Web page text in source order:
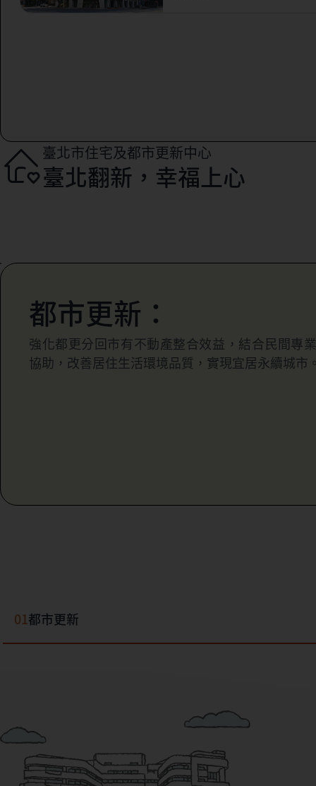
臺北市住宅及都市更新中心
臺北翻新，幸福上心
01都市更新
都市更新：
強化都更分回市有不動產整合效益，結合民間專
協助，改善居住生活環境品質，實現宜居永續城市